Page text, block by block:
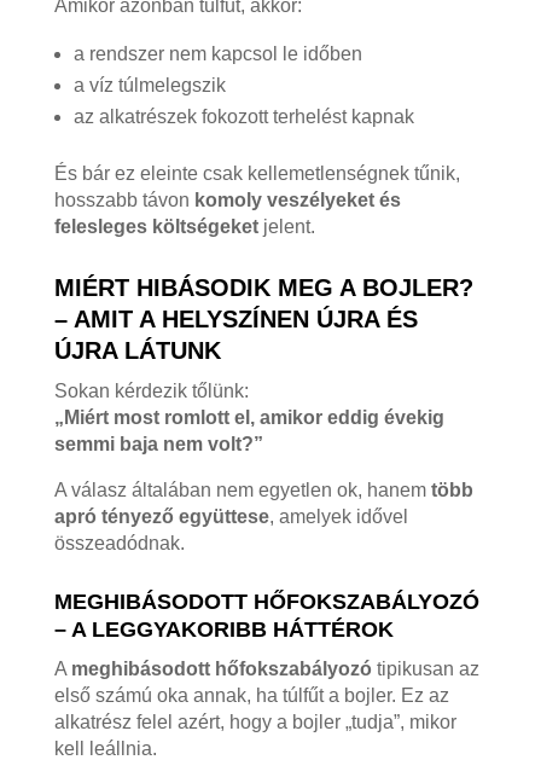
Amikor azonban túlfűt, akkor:
a rendszer nem kapcsol le időben
a víz túlmelegszik
az alkatrészek fokozott terhelést kapnak
És bár ez eleinte csak kellemetlenségnek tűnik,
hosszabb távon komoly veszélyeket és
felesleges költségeketjelent.
MIÉRT HIBÁSODIK MEG A BOJLER?
– AMIT A HELYSZÍNEN ÚJRA ÉS
ÚJRA LÁTUNK
Sokan kérdezik tőlünk:
„Miért most romlott el, amikor eddig évekig
semmi baja nem volt?”
A válasz általában nem egyetlen ok, hanem több
apró tényező együttese, amelyek idővel
összeadódnak.
MEGHIBÁSODOTT HŐFOKSZABÁLYOZÓ
– A LEGGYAKORIBB HÁTTÉROK
A meghibásodott hőfokszabályozó tipikusan az
első számú oka annak, ha túlfűt a bojler. Ez az
alkatrész felel azért, hogy a bojler „tudja”, mikor
kell leállnia.